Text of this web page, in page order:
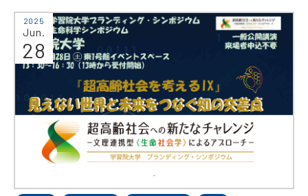
2025
Jun.
28